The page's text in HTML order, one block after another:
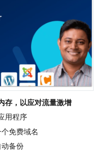
存，以应对流量激增
用程序
免费域名
备份